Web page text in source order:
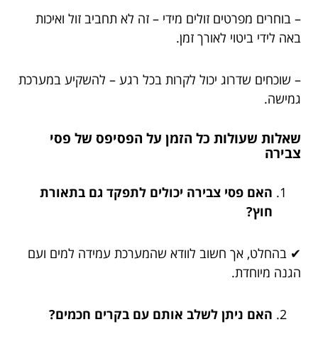
– בוחרים מפרטים זולים מידי – זה לא תחביב זול ואיכות
באה לידי ביטוי לאורך זמן.
– שוכחים שדרוג יכול לקרות בכל רגע – להשקיע במערכת
גמישה.
שאלות שעולות כל הזמן על הפסיפס של פסי
צבירה
האם פסי צבירה יכולים לתפקד גם בתאורת
חוץ?
✔ בהחלט, אך חשוב לוודא שהמערכת עמידה למים ועם
הגנה מיוחדת.
האם ניתן לשלב אותם עם בקרים חכמים?